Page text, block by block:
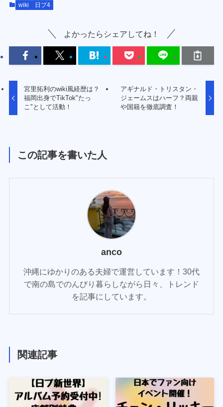
wiki 日プ4
よかったらシェアしてね！
宮里拓利のwiki風経歴は？
福岡出身でTikTok"たっ
こ"として活動！
アギナルド・トリスタン・
ジェームスはハーフ？両親
や国籍を徹底調査！
この記事を書いた人
anco
沖縄にゆかりのある夫婦で運営しています！30代
で南の島でのんびり暮らしながら日々、トレンド
を記事にしています。
関連記事